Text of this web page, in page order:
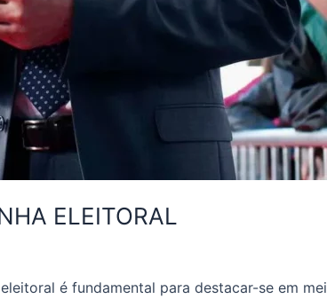
ELEITORAL
é fundamental para destacar-se em